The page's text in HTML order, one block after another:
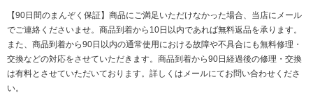
【90日間のまんぞく保証】商品にご満足いただけなかった場合、当店にメール
でご連絡くださいませ。商品到着から10日以内であれば無料返品を承ります。
また、商品到着から90日以内の通常使用における故障や不具合にも無料修理・
交換などの対応をさせていただきます。商品到着から90日経過後の修理・交換
は有料とさせていただいております。詳しくはメールにてお問い合わせくださ
い。